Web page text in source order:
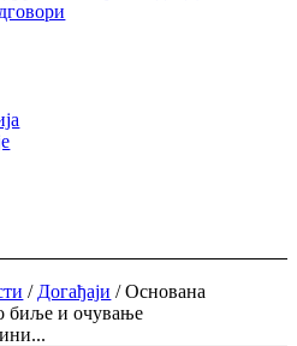
/ Догађаји / Основана
биље и очување